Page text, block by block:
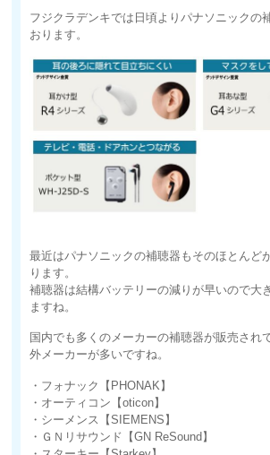
フジクラデンキでは日頃よりパナソニックの
おります。
最近はパナソニックの補聴器もそのほとんど
ります。
補聴器は結構バッテリーの減りが早いので大
ますね。
国内でも多くのメーカーの補聴器が販売され
外メーカーが多いですね。
・フォナック【PHONAK】
・オーティコン【oticon】
・シーメンス【SIEMENS】
・ＧＮリサウンド【GN ReSound】